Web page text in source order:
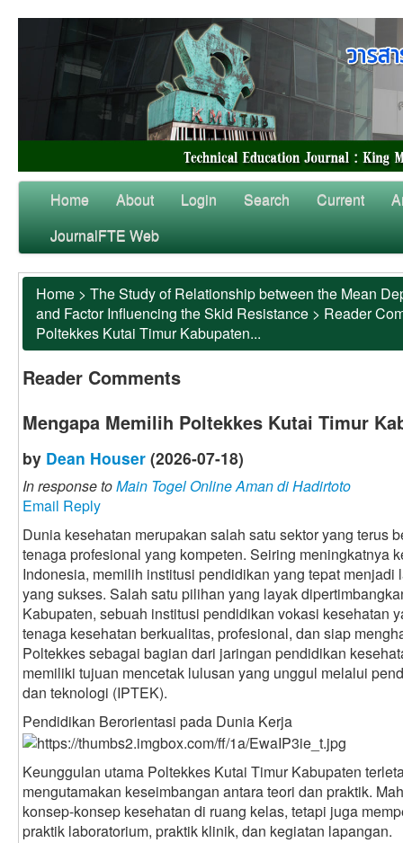
Home About Login Search Current
JournalFTE Web
Home > The Study of Relationship between the Mean
and Factor Influencing the Skid Resistance > Reader
Poltekkes Kutai Timur Kabupaten...
Reader Comments
Mengapa Memilih Poltekkes Kutai Timur
by Dean Houser (2026-07-18)
In response toMain Togel Online Aman di Hadirtoto
Email Reply
Dunia kesehatan merupakan salah satu sektor yang terus
tenaga profesional yang kompeten. Seiring meningkatnya
Indonesia, memilih institusi pendidikan yang tepat
yang sukses. Salah satu pilihan yang layak
Kabupaten, sebuah institusi pendidikan vokasi kesehatan
tenaga kesehatan berkualitas, profesional, dan siap
Poltekkes sebagai bagian dari jaringan pendidikan
memiliki tujuan mencetak lulusan yang unggul melalui
dan teknologi (IPTEK).
Pendidikan Berorientasi pada Dunia Kerja
Keunggulan utama Poltekkes Kutai Timur Kabupaten
mengutamakan keseimbangan antara teori dan praktik.
konsep-konsep kesehatan di ruang kelas, tetapi juga
praktik laboratorium, praktik klinik, dan kegiatan lapangan.